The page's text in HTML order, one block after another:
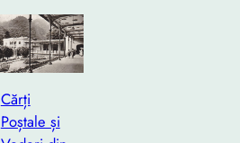
Cărți
Poștale și